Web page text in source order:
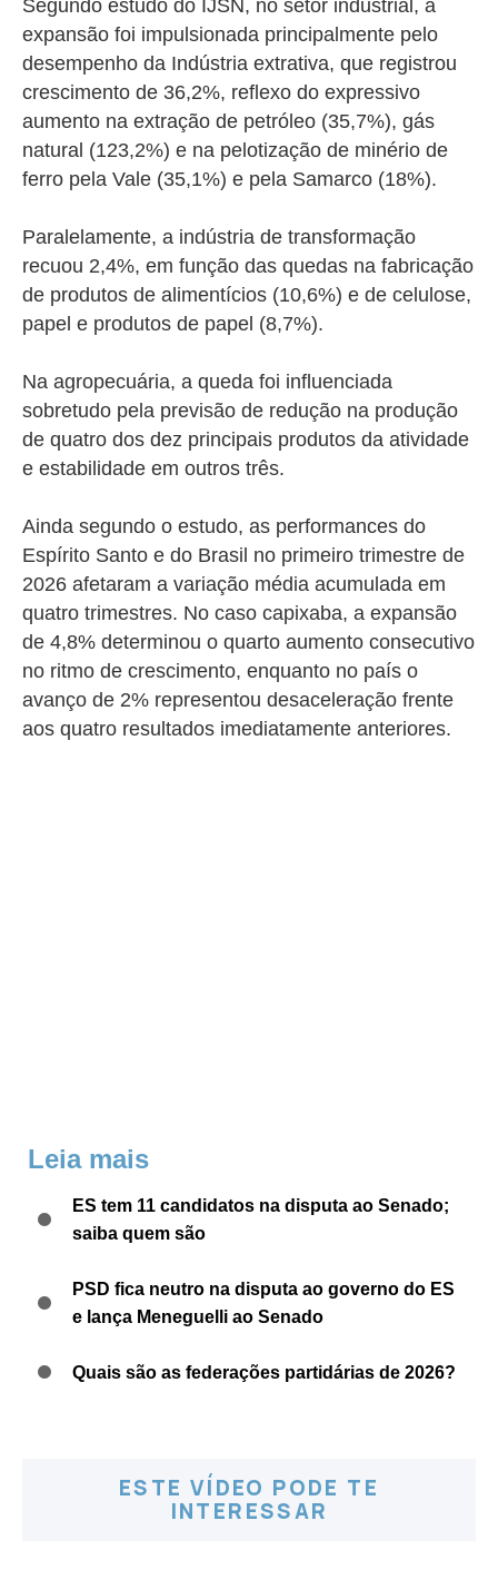
Segundo estudo do IJSN, no setor industrial, a
expansão foi impulsionada principalmente pelo
desempenho da Indústria extrativa, que registrou
crescimento de 36,2%, reflexo do expressivo
aumento na extração de petróleo (35,7%), gás
natural (123,2%) e na pelotização de minério de
ferro pela Vale (35,1%) e pela Samarco (18%).
Paralelamente, a indústria de transformação
recuou 2,4%, em função das quedas na fabricação
de produtos de alimentícios (10,6%) e de celulose,
papel e produtos de papel (8,7%).
Na agropecuária, a queda foi influenciada
sobretudo pela previsão de redução na produção
de quatro dos dez principais produtos da atividade
e estabilidade em outros três.
Ainda segundo o estudo, as performances do
Espírito Santo e do Brasil no primeiro trimestre de
2026 afetaram a variação média acumulada em
quatro trimestres. No caso capixaba, a expansão
de 4,8% determinou o quarto aumento consecutivo
no ritmo de crescimento, enquanto no país o
avanço de 2% representou desaceleração frente
aos quatro resultados imediatamente anteriores.
Leia mais
ES tem 11 candidatos na disputa ao Senado;
saiba quem são
PSD fica neutro na disputa ao governo do ES
e lança Meneguelli ao Senado
Quais são as federações partidárias de 2026?
ESTE VÍDEO PODE TE
INTERESSAR